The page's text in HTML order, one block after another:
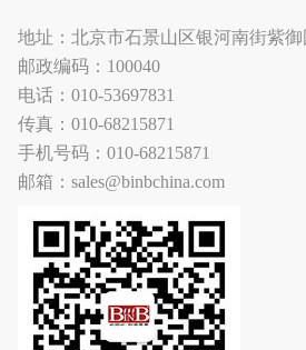
地址：北京市石景山区银河南街紫御
邮政编码：100040
电话：010-53697831
传真：010-68215871
手机号码：010-68215871
邮箱：sales@binbchina.com